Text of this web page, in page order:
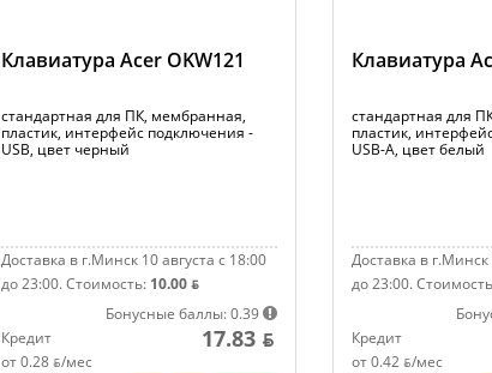
Клавиатура Acer OKW121
стандартная для ПК, мембранная,
пластик, интерфейс подключения -
USB, цвет черный
Доставка в г.Минск 10 августа с 18:00
до 23:00.Стоимость: 10.00 ƃ
Бонусные баллы: 0.39
Кредит
от 0.28 ƃ/мec
17.83 ƃ
Клавиатура
стандартная для
пластик,
USB-A, цвет белый
Доставка в г.Минск
до 23:00.
Кредит
от 0.42 ƃ/мec